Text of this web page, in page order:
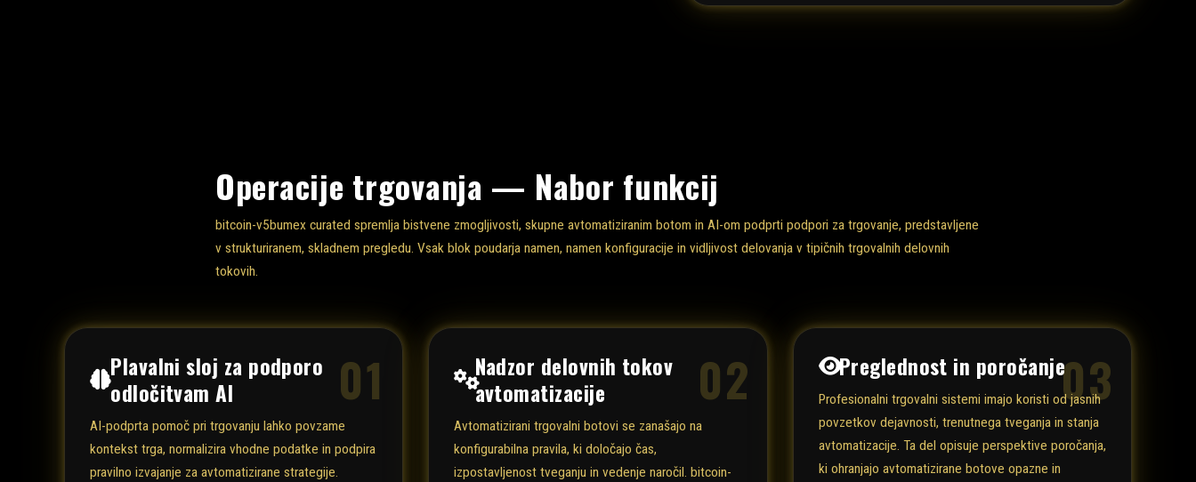
e
Operacije trgovanja — Nabor funkcij
bitcoin-v5bumex curated spremlja bistvene zmogljivosti, skupne avtomatiziranim botom in AI-om podprti podpori za trgovanje, predstavljene
v strukturiranem, skladnem pregledu. Vsak blok poudarja namen, namen konfiguracije in vidljivost delovanja v tipičnih trgovalnih delovnih
tokovih.
01
Plavalni sloj za podporo
odločitvam AI
AI-podprta pomoč pri trgovanju lahko povzame
kontekst trga, normalizira vhodne podatke in podpira
pravilno izvajanje za avtomatizirane strategije.
02
Nadzor delovnih tokov
avtomatizacije
Avtomatizirani trgovalni botovi se zanašajo na
konfigurabilna pravila, ki določajo čas,
izpostavljenost tveganju in vedenje naročil. bitcoin-
03
Preglednost in poročanje
Profesionalni trgovalni sistemi imajo koristi od jasnih
povzetkov dejavnosti, trenutnega tveganja in stanja
avtomatizacije. Ta del opisuje perspektive poročanja,
ki ohranjajo avtomatizirane botove opazne in